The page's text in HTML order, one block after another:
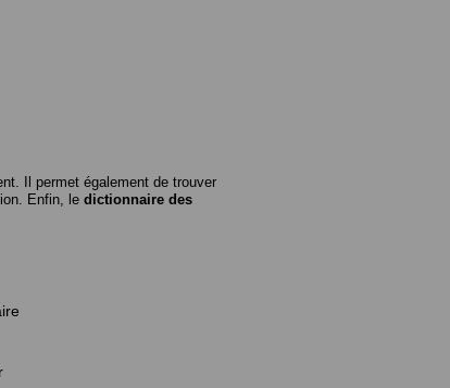
Il permet également de trouver
Enfin, le dictionnaire des